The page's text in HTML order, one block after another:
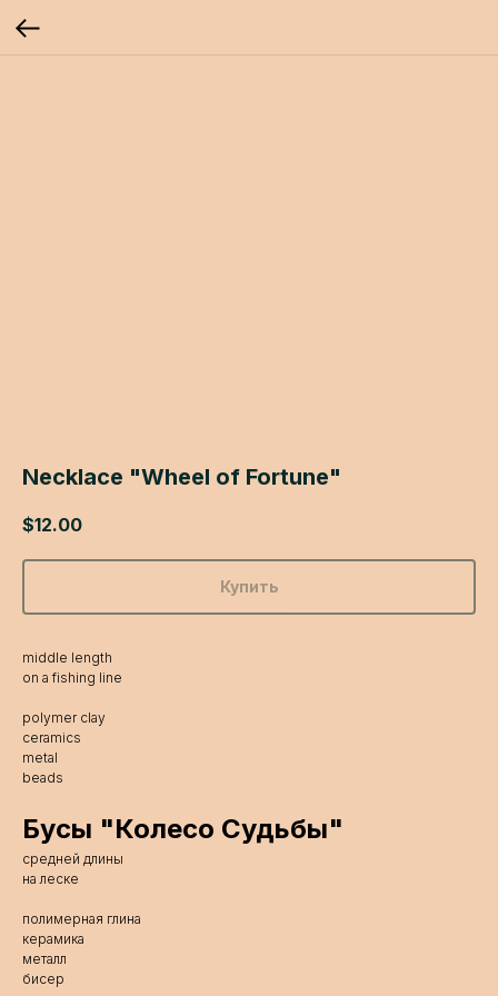
Necklace "Wheel of Fortune"
$12.00
Купить
middle length
on a fishing line
polymer clay
ceramics
metal
beads
Бусы "Колесо Судьбы"
средней длины
на леске
полимерная глина
керамика
металл
бисер